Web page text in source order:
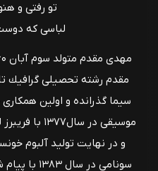
تو رفتی و
لباسی که
مقدم رشته تحصيلى گرافيك
سيما گذرانده و اولين
موسيقى در
سونامى در